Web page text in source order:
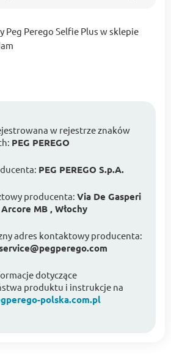
Peg Perego Selfie Plus w sklepie
w rejestrze znaków
PEG PEREGO
PEG PEREGO S.p.A.
producenta: Via De Gasperi
MB , Włochy
adres kontaktowy producenta:
dotyczące
produktu i instrukcje na
polska.com.pl